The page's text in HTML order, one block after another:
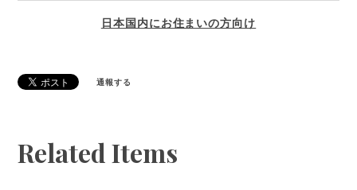
日本国内にお住まいの方向け
通報する
Related Items